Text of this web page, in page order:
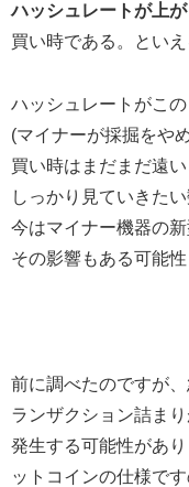
ハッシュレートが上
買い時である。とい
ハッシュレートがこ
(マイナーが採掘をや
買い時はまだまだ遠い
しっかり見ていきたい
今はマイナー機器の
その影響もある可能性
前に調べたのですが
ランザクション詰ま
発生する可能性があ
ットコインの仕様で